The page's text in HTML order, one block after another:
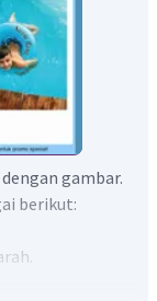
gambar.
berikut: